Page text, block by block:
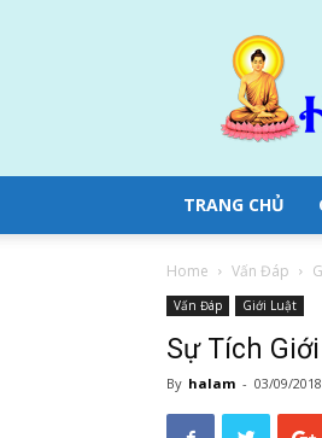
Chùa
Huệ
Minh
TRANG CHỦ
Home Vấn Đáp
Vấn Đáp Giới Luật
Sự Tích
By halam - 03/09/2018